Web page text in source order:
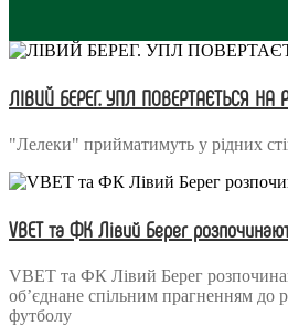
ЛІВИЙ БЕРЕГ. УПЛ ПОВЕРТАЄТЬСЯ НА
"Лелеки" прийматимуть у рідних
VBET та ФК Лівий Берег
VBET та ФК Лівий Берег
об’єднане спільним прагненням до
футболу